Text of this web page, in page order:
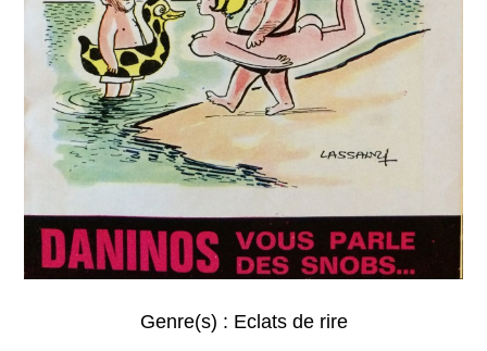
Genre(s) : Eclats de rire